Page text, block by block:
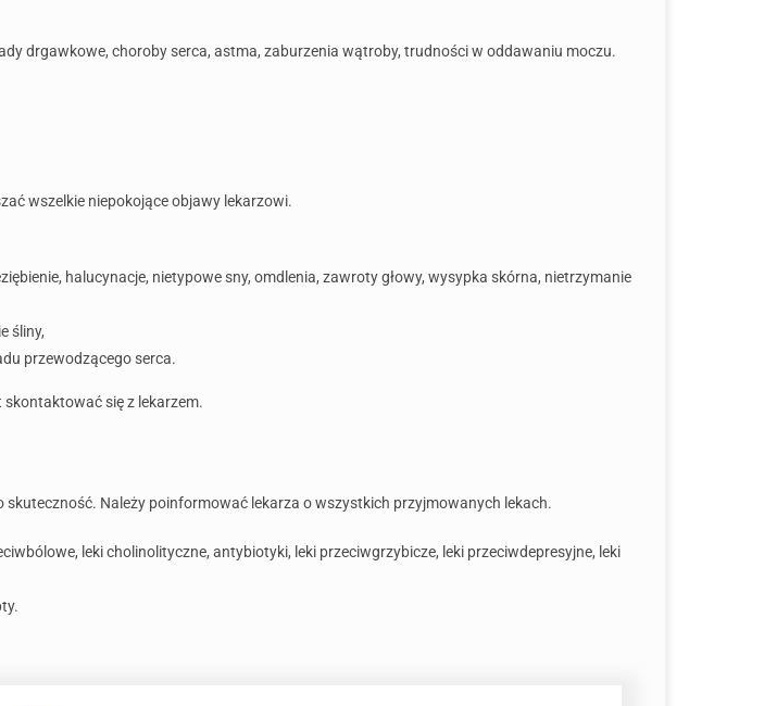
drgawkowe, choroby serca, astma, zaburzenia wątroby, trudności w oddawaniu moczu.
wszelkie niepokojące objawy lekarzowi.
halucynacje, nietypowe sny, omdlenia, zawroty głowy, wysypka skórna, nietrzymanie
śliny,
przewodzącego serca.
się z lekarzem.
Należy poinformować lekarza o wszystkich przyjmowanych lekach.
leki cholinolityczne, antybiotyki, leki przeciwgrzybicze, leki przeciwdepresyjne, leki